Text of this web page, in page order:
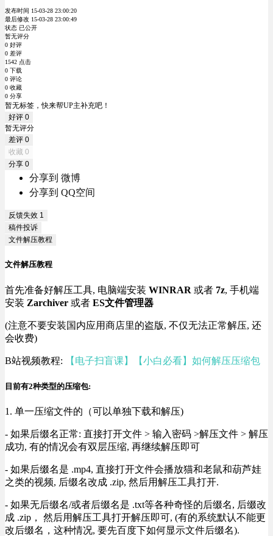
发布时间 15-03-28 23:00:20
最后修改 15-03-28 23:00:49
状态 已公开
暂无评分
0 好评
0 差评
1542 点击
0 下载
0 评论
0 收藏
0 分享
暂无标签，快来帮UP主补充吧！
好评 0
暂无评分
差评 0
收藏 0
分享 0
分享到 微博
分享到 QQ空间
反馈失效 1
稿件投诉
文件解压教程
文件解压教程
首先准备好解压工具, 电脑端安装 WINRAR 或者 7z, 手机端
安装 Zarchiver 或者 ES文件管理器
(注意不要安装国内应用商店里的盗版, 不仅无法正常解压, 还
会收费)
B站视频教程: 【电子扫盲课】【小白必看】如何解压压缩包
目前有2种类型的压缩包:
1. 单一压缩文件的（可以单独下载和解压)
- 如果后缀名正常: 直接打开文件 > 输入密码 >解压文件 > 解压
成功, 有的情况会有双层压缩, 再继续解压即可
- 如果后缀名是 .mp4, 直接打开文件会播放猫和老鼠和葫芦娃
之类的视频, 后缀名改成 .zip, 然后用解压工具打开.
- 如果无后缀名/或者后缀名是 .txt等各种奇怪的后缀名, 后缀改
成 .zip， 然后用解压工具打开解压即可, (有的系统默认不能更
改后缀名，这种情况, 要先百度下如何显示文件后缀名).